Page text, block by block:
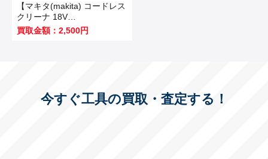
【マキタ(makita) コードレス
クリーナ 18V
CL182FDZW】白岡市のお客
様から買取いたしました！
買取金額：2,500円
今すぐ工具の買取・査定する！